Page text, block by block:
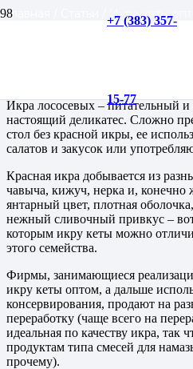
+7 (383) 357-
15-77
Главная Икра кеты
Икра лососевых – питательный
настоящий деликатес. Сложно
стол без красной икры, ее
салатов и закусок или
Красная икра добывается из
чавыча, кижуч, нерка и,
янтарный цвет, плотная
нежный сливочный привкус –
которым икру кеты можно
этого семейства.
Фирмы, занимающиеся
икру кеты оптом, а дальше
консервирования, продают на
переработку (чаще всего на
идеальная по качеству икра, так
продуктам типа смесей для
прочему).